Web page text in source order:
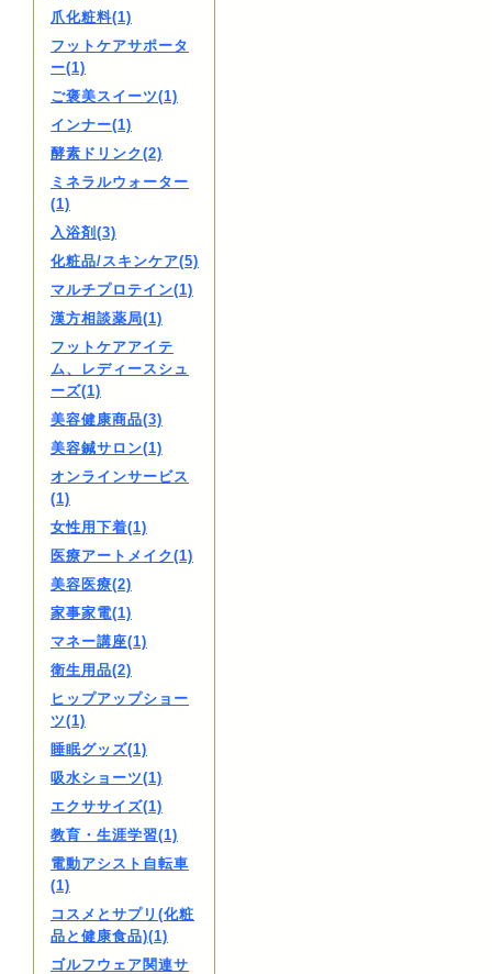
爪化粧料(1)
フットケアサポータ
ー(1)
ご褒美スイーツ(1)
インナー(1)
酵素ドリンク(2)
ミネラルウォーター
(1)
入浴剤(3)
化粧品/スキンケア(5)
マルチプロテイン(1)
漢方相談薬局(1)
フットケアアイテ
ム、レディースシュ
ーズ(1)
美容健康商品(3)
美容鍼サロン(1)
オンラインサービス
(1)
女性用下着(1)
医療アートメイク(1)
美容医療(2)
家事家電(1)
マネー講座(1)
衛生用品(2)
ヒップアップショー
ツ(1)
睡眠グッズ(1)
吸水ショーツ(1)
エクササイズ(1)
教育・生涯学習(1)
電動アシスト自転車
(1)
コスメとサプリ(化粧
品と健康食品)(1)
ゴルフウェア関連サ